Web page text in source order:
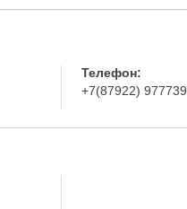
Телефон:
+7(87922) 977739